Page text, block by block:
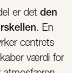
er det den
. En
centrets
værdi for